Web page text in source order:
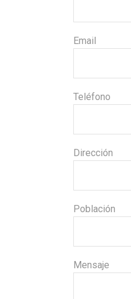
Email
Teléfono
Dirección
Población
Mensaje